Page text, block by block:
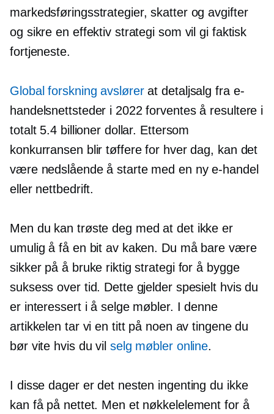
markedsføringsstrategier, skatter og avgifter
og sikre en effektiv strategi som vil gi faktisk
fortjeneste.
Global forskning avslørerat detaljsalg fra e-
handelsnettsteder i 2022 forventes å resultere i
totalt 5.4 billioner dollar. Ettersom
konkurransen blir tøffere for hver dag, kan det
være nedslående å starte med en ny e-handel
eller nettbedrift.
Men du kan trøste deg med at det ikke er
umulig å få en bit av kaken. Du må bare være
sikker på å bruke riktig strategi for å bygge
suksess over tid. Dette gjelder spesielt hvis du
er interessert i å selge møbler. I denne
artikkelen tar vi en titt på noen av tingene du
bør vite hvis du vil selg møbler online.
I disse dager er det nesten ingenting du ikke
kan få på nettet. Men et nøkkelelement for å